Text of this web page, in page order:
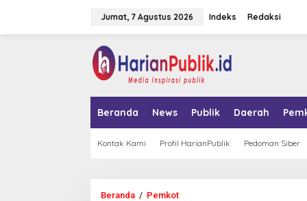
Jumat, 7 Agustus 2026 Indeks Redaksi
Beranda News Publik Daerah
Kontak Kami Profil HarianPublik Pedoman Siber
Beranda / Pemkot